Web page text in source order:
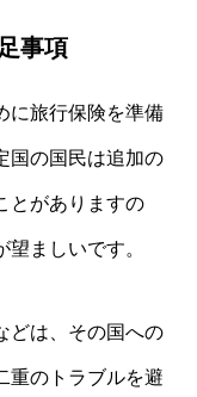
事項
に旅行保険を準備
国の国民は追加の
とがありますの
ましいです。
どは、その国への
重のトラブルを避